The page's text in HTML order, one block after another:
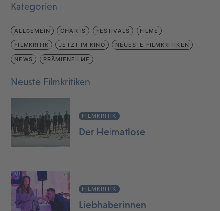
Kategorien
ALLGEMEIN CHARTS FESTIVALS FILME
FILMKRITIK JETZT IM KINO NEUESTE FILMKRITIKEN
NEWS PRÄMIENFILME
Neuste Filmkritiken
FILMKRITIK
Der Heimatlose
FILMKRITIK
Liebhaberinnen